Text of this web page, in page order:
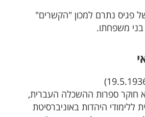
פגיס נתרם למכון "הקשרים"
חוקר ספרות ההשכלה העברית,
היהדות באוניברסיטת